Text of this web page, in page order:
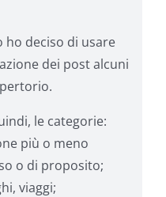
ho deciso di usare
dei post alcuni
le categorie:
più o meno
o di proposito;
viaggi;